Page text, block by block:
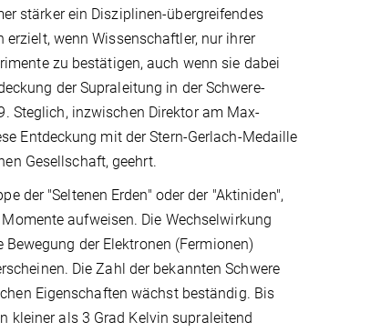
stärker ein Disziplinen-übergreifendes
wenn Wissenschaftler, nur ihrer
zu bestätigen, auch wenn sie dabei
der Supraleitung in der Schwere-
Steglich, inzwischen Direktor am Max-
Entdeckung mit der Stern-Gerlach-Medaille
Gesellschaft, geehrt.
der "Seltenen Erden" oder der "Aktiniden",
aufweisen. Die Wechselwirkung
der Elektronen (Fermionen)
Die Zahl der bekannten Schwere
Eigenschaften wächst beständig. Bis
kleiner als 3 Grad Kelvin supraleitend